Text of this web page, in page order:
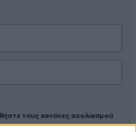
τους κανόνες σχολιασμού